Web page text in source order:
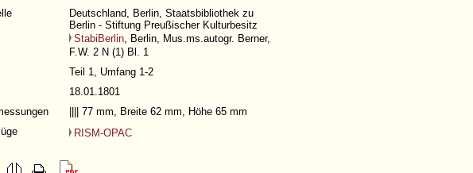
Deutschland, Berlin, Staatsbibliothek zu
Berlin - Stiftung Preußischer Kulturbesitz
StabiBerlin, Berlin, Mus.ms.autogr. Berner,
F.W. 2 N (1) Bl. 1
Teil 1, Umfang 1-2
18.01.1801
|||| 77 mm, Breite 62 mm, Höhe 65 mm
RISM-OPAC